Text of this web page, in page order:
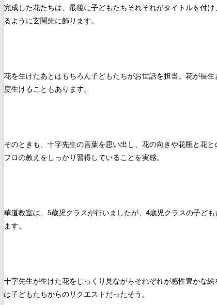
完成した花たちは、最後に子どもたちそれぞれがタイトルを付
るように玄関先に飾ります。
花を生けたあとはもちろん子どもたちがお世話を担当。花が長
度生けることもあります。
そのときも、十字先生の言葉を思い出し、花の向きや花瓶と花
プロの教えをしっかり習得していることを実感。
華道教室は、5歳児クラスが行いましたが、4歳児クラスの子ど
ます。
十字先生が生けた花をじっくり見ながらそれぞれが感性豊かな
は子どもたちからのリクエストだったそう。